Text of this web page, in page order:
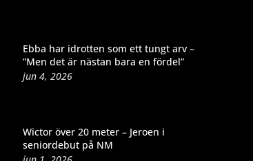
Ebba har idrotten som ett tungt arv –
”Men det är nästan bara en fördel”
jun 4, 2026
Wictor över 20 meter – Jeroen i
seniordebut på NM